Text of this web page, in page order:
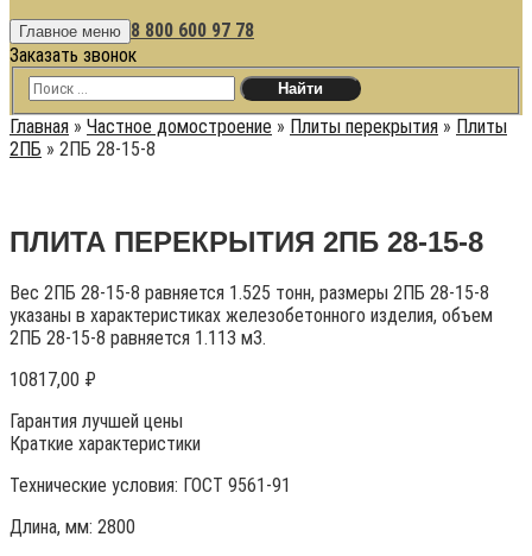
Главное меню 8 800 600 97 78
Заказать звонок
Главная » Частное домостроение » Плиты перекрытия » Плиты
2ПБ » 2ПБ 28-15-8
ПЛИТА ПЕРЕКРЫТИЯ 2ПБ 28-15-8
Вес 2ПБ 28-15-8 равняется 1.525 тонн, размеры 2ПБ 28-15-8
указаны в характеристиках железобетонного изделия, объем
2ПБ 28-15-8 равняется 1.113 м3.
10817,00 ₽
Гарантия лучшей цены
Краткие характеристики
Технические условия: ГОСТ 9561-91
Длина, мм: 2800